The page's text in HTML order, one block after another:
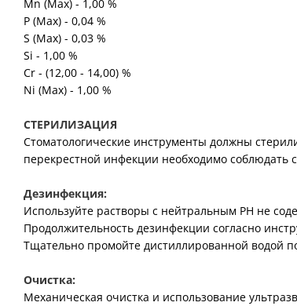
Mn (Max) - 1,00 %
P (Max) - 0,04 %
S (Max) - 0,03 %
Si - 1,00 %
Cr - (12,00 - 14,00) %
Ni (Max) - 1,00 %
СТЕРИЛИЗАЦИЯ
Стоматологические инструменты должны
перекрестной инфекции необходимо соблюдать
Дезинфекция:
Используйте растворы с нейтральным PH не
Продолжительность дезинфекции согласно
Тщательно промойте дистиллированной водой
Очистка:
Механическая очистка и использование